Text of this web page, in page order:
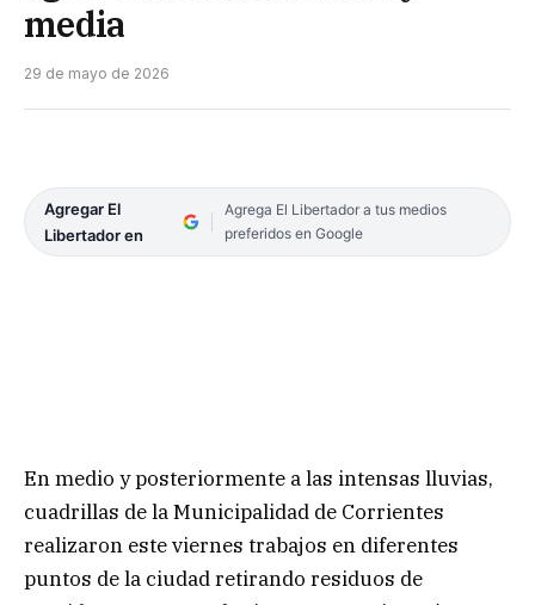
media
29 de mayo de 2026
Agregar El
Libertador en
Agrega El Libertador a tus medios
preferidos en Google
En medio y posteriormente a las intensas lluvias,
cuadrillas de la Municipalidad de Corrientes
realizaron este viernes trabajos en diferentes
puntos de la ciudad retirando residuos de